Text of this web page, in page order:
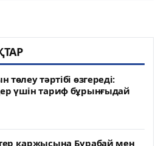
тәртібі өзгереді:
үшін тариф бұрынғыдай
қаржысына Бурабай мен